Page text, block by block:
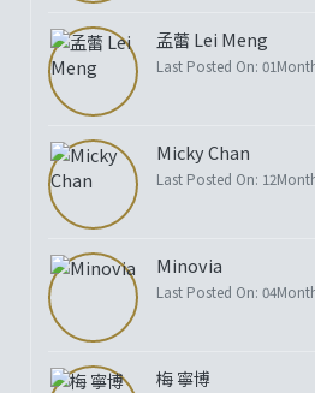
孟蕾 Lei Meng
Last Posted On:
Micky Chan
Last Posted On:
Minovia
Last Posted On:
梅 寧博